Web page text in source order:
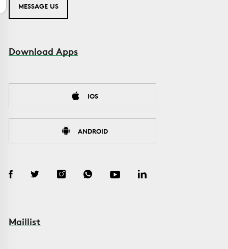
MESSAGE US
Download Apps
IOS
ANDROID
Maillist